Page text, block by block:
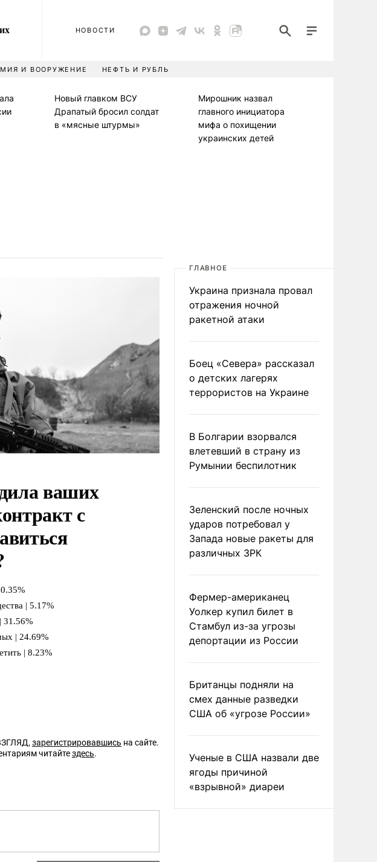
НОВОСТИ
И ВООРУЖЕНИЕ НЕФТЬ И РУБЛЬ
Новый главком ВСУ
Драпатый бросил солдат
в «мясные штурмы»
Мирошник назвал
главного инициатора
мифа о похищении
украинских детей
ваших
с
| 5.17%
31.56%
| 24.69%
| 8.23%
зарегистрировавшись на сайте.
читайтездесь.
ГЛАВНОЕ
Украина признала провал
отражения ночной
ракетной атаки
Боец «Севера» рассказал
о детских лагерях
террористов на Украине
В Болгарии взорвался
влетевший в страну из
Румынии беспилотник
Зеленский после ночных
ударов потребовал у
Запада новые ракеты для
различных ЗРК
Фермер-американец
Уолкер купил билет в
Стамбул из-за угрозы
депортации из России
Британцы подняли на
смех данные разведки
США об «угрозе России»
Ученые в США назвали две
ягоды причиной
«взрывной» диареи